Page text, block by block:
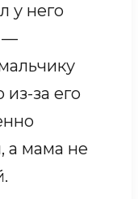
— дорога,
у него
—
из-за его
а мама не